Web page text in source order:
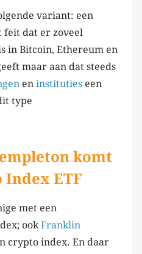
variant: een
dat er zoveel
in Bitcoin, Ethereum en
maar aan dat steeds
en instituties een
type
komt
Index ETF
met een
ook Franklin
crypto index. En daar